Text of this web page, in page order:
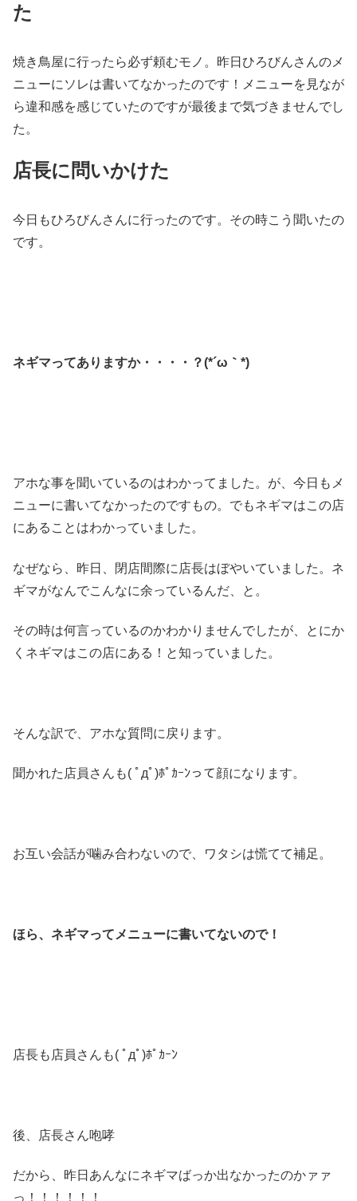
た
焼き鳥屋に行ったら必ず頼むモノ。昨日ひろびんさんのメ
ニューにソレは書いてなかったのです！メニューを見なが
ら違和感を感じていたのですが最後まで気づきませんでし
た。
店長に問いかけた
今日もひろびんさんに行ったのです。その時こう聞いたの
です。
ネギマってありますか・・・・？(*´ω｀*)
アホな事を聞いているのはわかってました。が、今日もメ
ニューに書いてなかったのですもの。でもネギマはこの店
にあることはわかっていました。
なぜなら、昨日、閉店間際に店長はぼやいていました。ネ
ギマがなんでこんなに余っているんだ、と。
その時は何言っているのかわかりませんでしたが、とにか
くネギマはこの店にある！と知っていました。
そんな訳で、アホな質問に戻ります。
聞かれた店員さんも( ﾟдﾟ)ﾎﾟｶｰﾝって顔になります。
お互い会話が噛み合わないので、ワタシは慌てて補足。
ほら、ネギマってメニューに書いてないので！
店長も店員さんも( ﾟдﾟ)ﾎﾟｶｰﾝ
後、店長さん咆哮
だから、昨日あんなにネギマばっか出なかったのかァァ
っ！！！！！！